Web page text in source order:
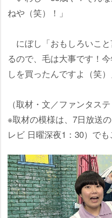
ねや（笑）！」
にぼし「おもしろいこ
るので、毛は大事です！
しを買ったんですよ（笑）
（取材・文／ファンタス
※取材の模様は、7日放送
レビ 日曜深夜1：30）でも